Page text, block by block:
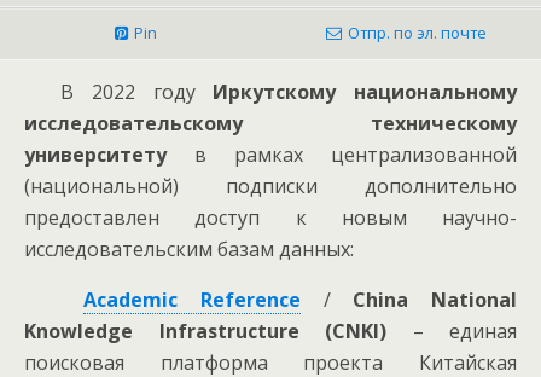
Pin Отпр. по эл. почте
В 2022 году Иркутскому национальному
исследовательскому техническому
университету в рамках централизованной
(национальной) подписки дополнительно
предоставлен доступ к новым научно-
исследовательским базам данных:
Academic
Reference / China National
Knowledge Infrastructure (CNKI) – единая
поисковая платформа проекта Китайская